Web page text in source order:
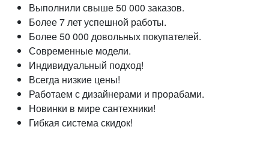
Выполнили свыше 50 000 заказов.
Более 7 лет успешной работы.
Более 50 000 довольных покупателей.
Современные модели.
Индивидуальный подход!
Всегда низкие цены!
Работаем с дизайнерами и прорабами.
Новинки в мире сантехники!
Гибкая система скидок!